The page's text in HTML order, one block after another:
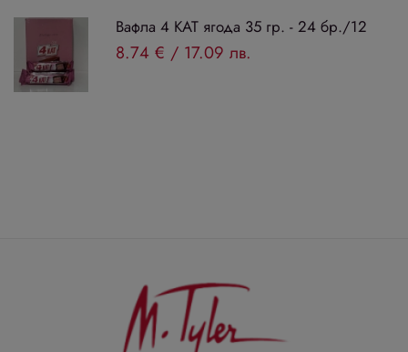
Вафла 4 КАТ ягода 35 гр. - 24 бр./12
8.74 € / 17.09 лв.